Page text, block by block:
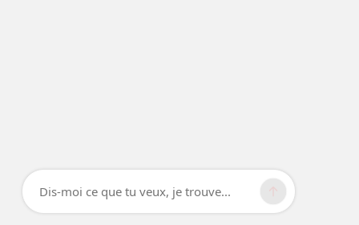
Dis-moi ce que tu veux, je trouve...